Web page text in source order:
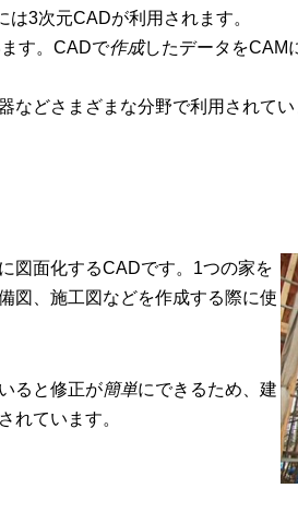
3次元CADが利用されます。
す。CADで作成したデータをCAM
どさまざまな分野で利用されてい
図面化するCADです。1つの家を
図、施工図などを作成する際に使
ると修正が簡単にできるため、建
れています。